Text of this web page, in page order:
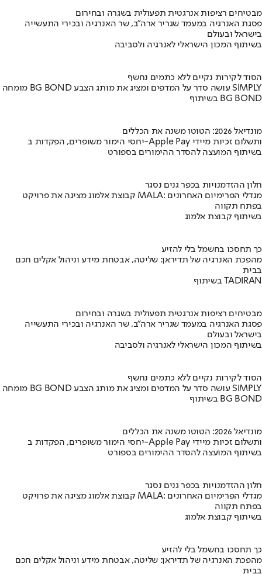
מבטיחים רציפות אנרגטית תפעולית בשגרה ובחירום
פסגת האנרגיה במעמד שגריר ארה"ב, שר האנרגיה ובכירי התעשייה
בישראל ובעולם
בשיתוף המכון הישראלי לאנרגיה ולסביבה
הסוד לקירות נקיים ללא כתמים נחשף
מומחה BG BOND עושה סדר על המדפים ומציג את מותג הצבע SIMPLY
בשיתוף BG BOND
מונדיאל 2026: הטוטו משנה את הכללים
יחסי הימור משופרים, הפקדות ב-Apple Pay ותשלום זכיות מיידי
בשיתוף המועצה להסדר ההימורים בספורט
חלון ההזדמנויות בכפר גנים נסגר
קבוצת אלמוג מציגה את פרויקט MALA: מגדלי הפרימיום האחרונים
בפתח תקווה
בשיתוף קבוצת אלמוג
כך תחסכו בחשמל בלי להזיע
מהפכת האנרגיה של תדיראן: שליטה, אבטחת מידע וניהול אקלים חכם
בבית
בשיתוף TADIRAN
מבטיחים רציפות אנרגטית תפעולית בשגרה ובחירום
פסגת האנרגיה במעמד שגריר ארה"ב, שר האנרגיה ובכירי התעשייה
בישראל ובעולם
בשיתוף המכון הישראלי לאנרגיה ולסביבה
הסוד לקירות נקיים ללא כתמים נחשף
מומחה BG BOND עושה סדר על המדפים ומציג את מותג הצבע SIMPLY
בשיתוף BG BOND
מונדיאל 2026: הטוטו משנה את הכללים
יחסי הימור משופרים, הפקדות ב-Apple Pay ותשלום זכיות מיידי
בשיתוף המועצה להסדר ההימורים בספורט
חלון ההזדמנויות בכפר גנים נסגר
קבוצת אלמוג מציגה את פרויקט MALA: מגדלי הפרימיום האחרונים
בפתח תקווה
בשיתוף קבוצת אלמוג
כך תחסכו בחשמל בלי להזיע
מהפכת האנרגיה של תדיראן: שליטה, אבטחת מידע וניהול אקלים חכם
בבית